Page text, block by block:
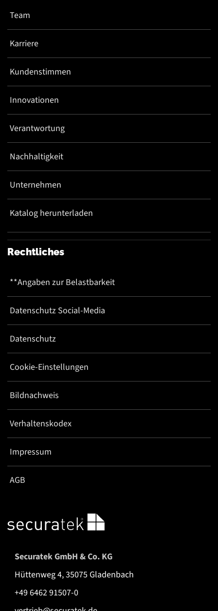
Team
Karriere
Kundenstimmen
Innovationen
Verantwortung
Nachhaltigkeit
Unternehmen
Katalog herunterladen
Rechtliches
**Angaben zur Belastbarkeit
Datenschutz Social-Media
Datenschutz
Cookie-Einstellungen
Bildnachweis
Verhaltenskodex
Impressum
AGB
Securatek GmbH & Co. KG
Hüttenweg 4, 35075 Gladenbach
+49 6462 91507-0